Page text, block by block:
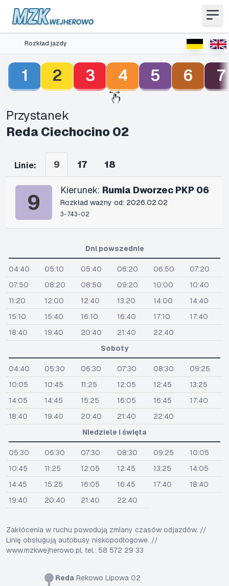
Rozkład jazdy
1 2 3 4 5 6 7
Przystanek
Reda Ciechocino 02
Linie: 9 17 18
9 Kierunek: Rumia Dworzec PKP 06
Rozkład ważny od: 2026.02.02
3-743-02
Reda Rekowo Lipowa 02
Dni powszednie
04:40 05:10 05:40 06:20 06:50
07:20
07:50
08:20 08:50 09:20 10:00
10:40
11:20
12:00 12:40 13:20 14:00
14:40
15:10
15:40 16:10 16:40 17:10
17:40
18:40
19:40 20:40 21:40
22:40
Soboty
04:40 05:30 06:30 07:30 08:30
09:25
10:05
10:45 11:25 12:05 12:45
13:25
14:05
14:45 15:25 16:05 16:45
17:40
18:40
19:40 20:40 21:40
22:40
Niedziele i święta
05:30 06:30 07:30 08:30 09:25
10:05
10:45
11:25 12:05 12:45 13:25
14:05
14:45
15:25 16:05 16:45 17:40
18:40
19:40
20:40 21:40 22:40
Zakłócenia w ruchu powodują zmiany czasów odjazdów. //
Linię obsługują autobusy niskopodłogowe. //
www.mzkwejherowo.pl, tel.: 58 572 29 33